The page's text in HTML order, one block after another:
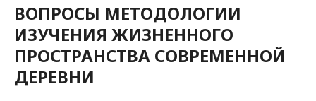
ВОПРОСЫ МЕТОДОЛОГИИ
ИЗУЧЕНИЯ ЖИЗНЕННОГО
ПРОСТРАНСТВА СОВРЕМЕННОЙ
ДЕРЕВНИ